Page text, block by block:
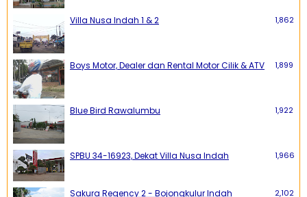
Villa Nusa Indah 1 & 2 1,862
Boys Motor, Dealer dan Rental Motor Cilik & ATV 1,899
Blue Bird Rawalumbu 1,922
SPBU 34-16923, Dekat Villa Nusa Indah 1,966
Sakura Regency 2 - Bojongkulur Indah 2,102